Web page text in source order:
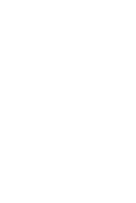
XL
XL petite на размер 48-